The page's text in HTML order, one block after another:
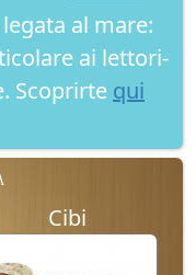
al mare:
ai lettori-
Scoprirte qui
Cibi